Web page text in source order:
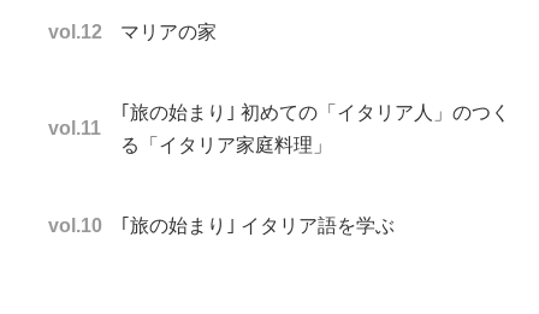
vol.12 マリアの家
vol.11
｢旅の始まり｣ 初めての「イタリア人」のつく
る「イタリア家庭料理」
vol.10 ｢旅の始まり｣ イタリア語を学ぶ